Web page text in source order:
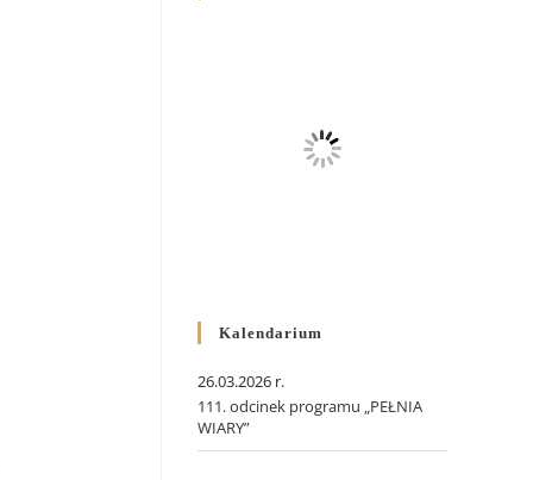
Kalendarium
26.03.2026 r.
111. odcinek programu „PEŁNIA
WIARY”